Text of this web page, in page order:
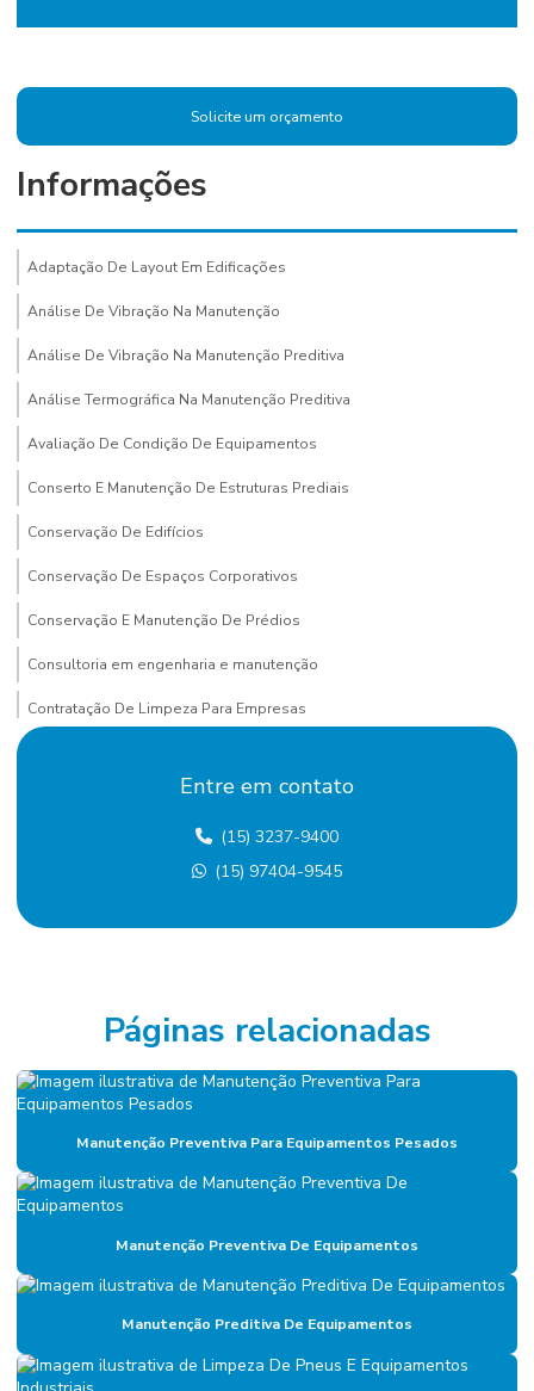
Solicite um orçamento
Informações
Adaptação De Layout Em Edificações
Análise De Vibração Na Manutenção
Análise De Vibração Na Manutenção Preditiva
Análise Termográfica Na Manutenção Preditiva
Avaliação De Condição De Equipamentos
Conserto E Manutenção De Estruturas Prediais
Conservação De Edifícios
Conservação De Espaços Corporativos
Conservação E Manutenção De Prédios
Consultoria em engenharia e manutenção
Contratação De Limpeza Para Empresas
Contratação de mão de obra terceirizada
Custo terceirização mão de obra
Empresa De Manutenção Predial
Empresa De Serviços De Manutenção
Empresa especializada em mão de obra terceirizada
Empresa de facilities
Empresa de facilities industrial
Empresa de gerenciamento de ativos
Empresa de gestão de ativos industriais
Empresa de gestão de manutenção
Empresa gestora de ativos
Entre em contato
(15) 3237-9400
(15) 97404-9545
Páginas relacionadas
Manutenção Preventiva Para Equipamentos Pesados
Manutenção Preventiva De Equipamentos
Manutenção Preditiva De Equipamentos